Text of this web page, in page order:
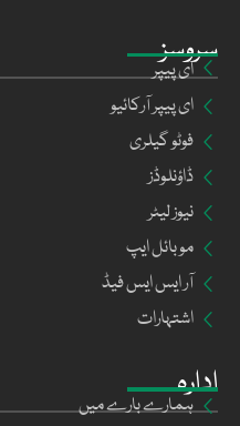
ادارہ
ہمارے بارے میں
سروسز
ای پیپر
ای پیپر آرکائیو
فوٹو گیلری
ڈاؤنلوڈز
نیوز لیٹر
موبائل ایپ
آر ایس ایس فیڈ
اشتہارات